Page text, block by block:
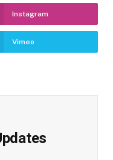
Instagram
Vimeo